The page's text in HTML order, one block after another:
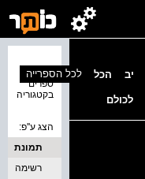
יב הכל
לכולם
ספרים
בקטגוריה
לכל הספרייה
הצג ע''פ:
תמונת
כריכה
רשימה